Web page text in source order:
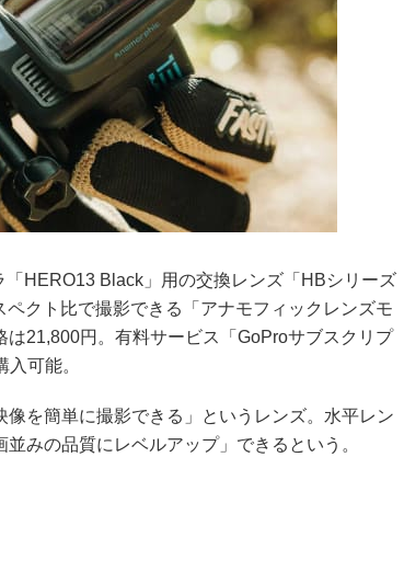
HERO13 Black」用の交換レンズ「HBシリーズ
クト比で撮影できる「アナモフィックレンズモ
は21,800円。有料サービス「GoProサブスクリプ
可能。
像を簡単に撮影できる」というレンズ。水平レン
みの品質にレベルアップ」できるという。